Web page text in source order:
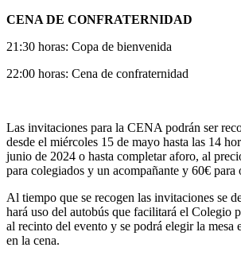
CENA DE CONFRATERNIDAD
21:30 horas: Copa de bienvenida
22:00 horas: Cena de confraternidad
Las invitaciones para la CENA podrán ser
desde el miércoles 15 de mayo hasta las 14
junio de 2024 o hasta completar aforo, al
para colegiados y un acompañante y 60€ para
Al tiempo que se recogen las invitaciones se
hará uso del autobús que facilitará el Colegio
al recinto del evento y se podrá elegir la mesa
en la cena.